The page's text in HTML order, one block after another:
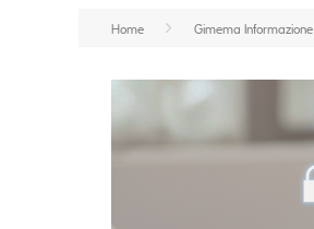
Home Gimema Informazione